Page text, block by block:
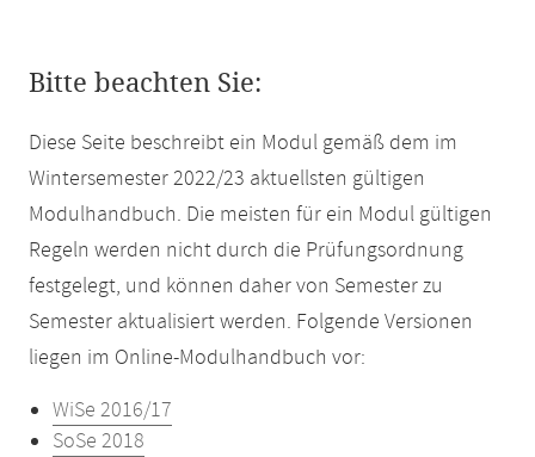
Bitte beachten Sie:
Diese Seite beschreibt ein Modul gemäß dem im
Wintersemester 2022/23 aktuellsten gültigen
Modulhandbuch. Die meisten für ein Modul gültigen
Regeln werden nicht durch die Prüfungsordnung
festgelegt, und können daher von Semester zu
Semester aktualisiert werden. Folgende Versionen
liegen im Online-Modulhandbuch vor:
WiSe 2016/17
SoSe 2018